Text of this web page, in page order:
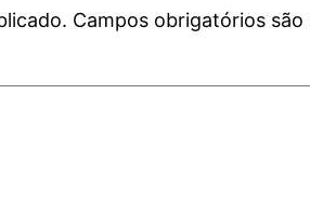
Campos obrigatórios